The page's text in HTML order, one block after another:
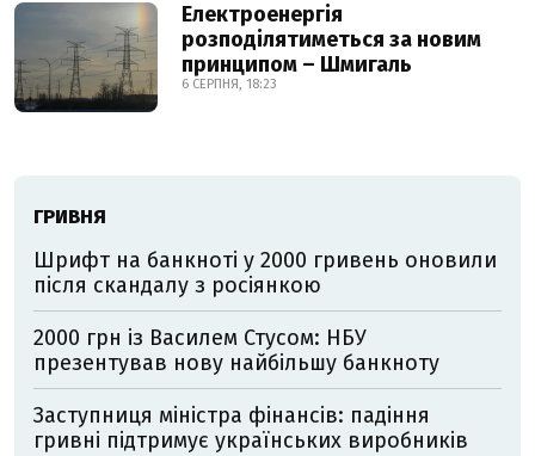
Електроенергія
розподілятиметься за новим
принципом – Шмигаль
6 СЕРПНЯ, 18:23
ГРИВНЯ
Шрифт на банкноті у 2000 гривень оновили
після скандалу з росіянкою
2000 грн із Василем Стусом: НБУ
презентував нову найбільшу банкноту
Заступниця міністра фінансів: падіння
гривні підтримує українських виробників